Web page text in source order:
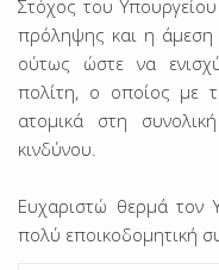
Στόχος του
πρόληψης και η άμεση
ούτως ώστε να
πολίτη, ο οποίος με
ατομικά στη
κινδύνου.
Ευχαριστώ θερμά τον
πολύ εποικοδομητική